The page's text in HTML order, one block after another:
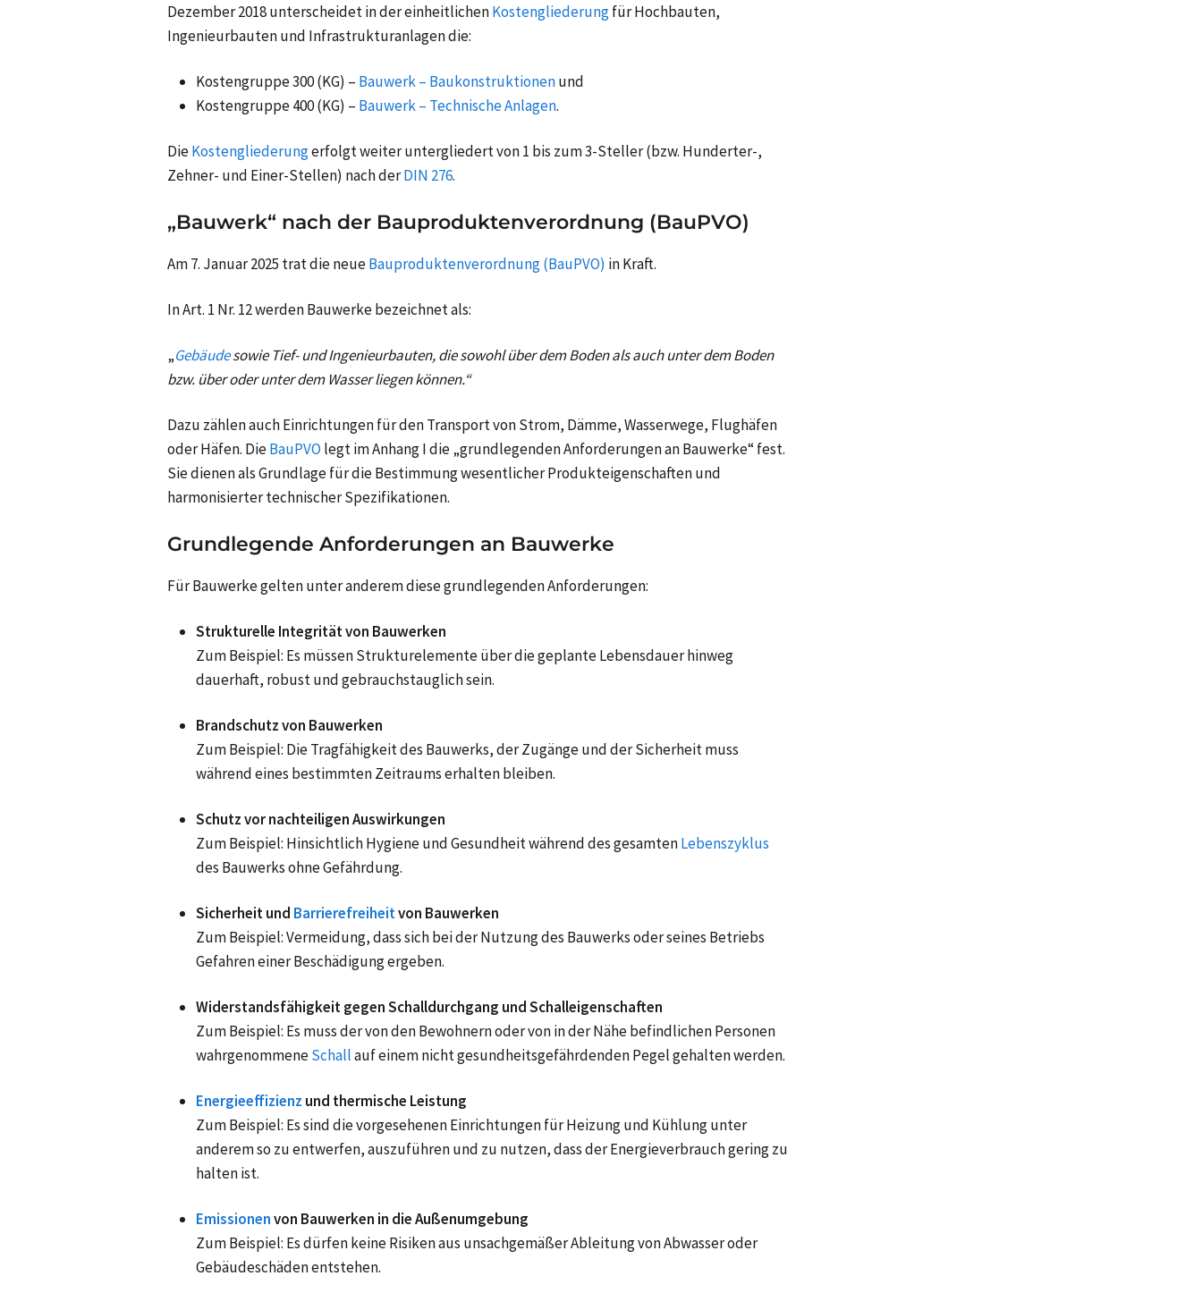
Dezember 2018 unterscheidet in der einheitlichenKostengliederungfür Hochbauten,
Ingenieurbauten und Infrastrukturanlagen die:
Kostengruppe 300 (KG) – Bauwerk – Baukonstruktionenund
Kostengruppe 400 (KG) – Bauwerk – Technische Anlagen.
DieKostengliederungerfolgt weiter untergliedert von 1 bis zum 3-Steller (bzw. Hunderter-,
Zehner- und Einer-Stellen) nach derDIN 276.
„Bauwerk“ nach der Bauproduktenverordnung (BauPVO)
Am 7. Januar 2025 trat die neueBauproduktenverordnung (BauPVO) in Kraft.
In Art. 1 Nr. 12 werden Bauwerke bezeichnet als:
„Gebäudesowie Tief- und Ingenieurbauten, die sowohl über dem Boden als auch unter dem Boden
bzw. über oder unter dem Wasser liegen können.“
Dazu zählen auch Einrichtungen für den Transport von Strom, Dämme, Wasserwege, Flughäfen
oder Häfen. DieBauPVO legt im Anhang I die „grundlegenden Anforderungen an Bauwerke“ fest.
Sie dienen als Grundlage für die Bestimmung wesentlicher Produkteigenschaften und
harmonisierter technischer Spezifikationen.
Grundlegende Anforderungen an Bauwerke
Für Bauwerke gelten unter anderem diese grundlegenden Anforderungen:
Strukturelle Integrität von Bauwerken
Zum Beispiel: Es müssen Strukturelemente über die geplante Lebensdauer hinweg
dauerhaft, robust und gebrauchstauglich sein.
Brandschutz von Bauwerken
Zum Beispiel: Die Tragfähigkeit des Bauwerks, der Zugänge und der Sicherheit muss
während eines bestimmten Zeitraums erhalten bleiben.
Schutz vor nachteiligen Auswirkungen
Zum Beispiel: Hinsichtlich Hygiene und Gesundheit während des gesamtenLebenszyklus
des Bauwerks ohne Gefährdung.
Sicherheit und Barrierefreiheitvon Bauwerken
Zum Beispiel: Vermeidung, dass sich bei der Nutzung des Bauwerks oder seines Betriebs
Gefahren einer Beschädigung ergeben.
Widerstandsfähigkeit gegen Schalldurchgang und Schalleigenschaften
Zum Beispiel: Es muss der von den Bewohnern oder von in der Nähe befindlichen Personen
wahrgenommeneSchallauf einem nicht gesundheitsgefährdenden Pegel gehalten werden.
Energieeffizienz und thermische Leistung
Zum Beispiel: Es sind die vorgesehenen Einrichtungen für Heizung und Kühlung unter
anderem so zu entwerfen, auszuführen und zu nutzen, dass der Energieverbrauch gering zu
halten ist.
Emissionenvon Bauwerken in die Außenumgebung
Zum Beispiel: Es dürfen keine Risiken aus unsachgemäßer Ableitung von Abwasser oder
Gebäudeschäden entstehen.